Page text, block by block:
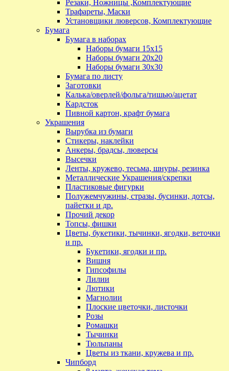
Резаки, Ножницы ,Комплектующие
Трафареты, Маски
Установщики люверсов, Комплектующие
Бумага
Бумага в наборах
Наборы бумаги 15х15
Наборы бумаги 20х20
Наборы бумаги 30х30
Бумага по листу
Заготовки
Калька/оверлей/фольга/тишью/ацетат
Кардсток
Пивной картон, крафт бумага
Украшения
Вырубка из бумаги
Стикеры, наклейки
Анкеры, брадсы, люверсы
Высечки
Ленты, кружево, тесьма, шнуры, резинка
Металлические Украшения/скрепки
Пластиковые фигурки
Полужемчужины, стразы, бусинки, дотсы,
пайетки и др.
Прочий декор
Топсы, фишки
Цветы, букетики, тычинки, ягодки, веточки
и пр.
Букетики, ягодки и пр.
Вишня
Гипсофилы
Лилии
Лютики
Магнолии
Плоские цветочки, листочки
Розы
Ромашки
Тычинки
Тюльпаны
Цветы из ткани, кружева и пр.
Чипборд